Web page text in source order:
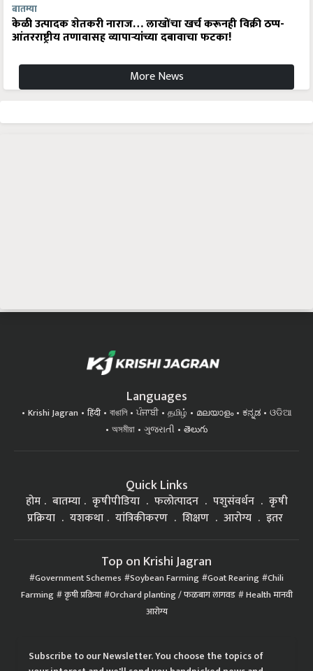
बातम्या
केळी उत्पादक शेतकरी नाराज… लाखोंचा खर्च करूनही विक्री ठप्प-
आंतरराष्ट्रीय तणावासह व्यापाऱ्यांच्या दबावाचा फटका!
More News
Languages
Krishi Jagran हिंदी বাঙালি ਪੰਜਾਬੀ தமிழ் മലയാളം ಕನ್ನಡ
ଓଡିଆ
অসমীয়া
ગુજરાતી తెలుగు
Quick Links
होम बातम्या कृषीपीडिया फलोत्पादन पशुसंवर्धन
कृषी
प्रक्रिया
यशकथा यांत्रिकीकरण शिक्षण आरोग्य इतर
Top on Krishi Jagran
Government Schemes Soybean Farming Goat Rearing Chili
Farming कृषी प्रक्रिया Orchard planting / फळबाग लागवड Health मानवी
आरोग्य
Subscribe to our Newsletter. You choose the topics of